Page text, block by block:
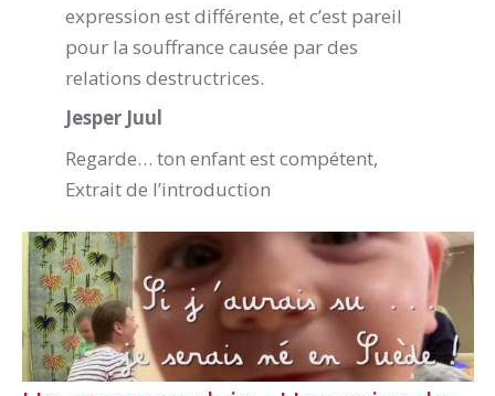
expression est différente, et c’est pareil
pour la souffrance causée par des
relations destructrices.
Jesper Juul
Regarde… ton enfant est compétent,
Extrait de l’introduction